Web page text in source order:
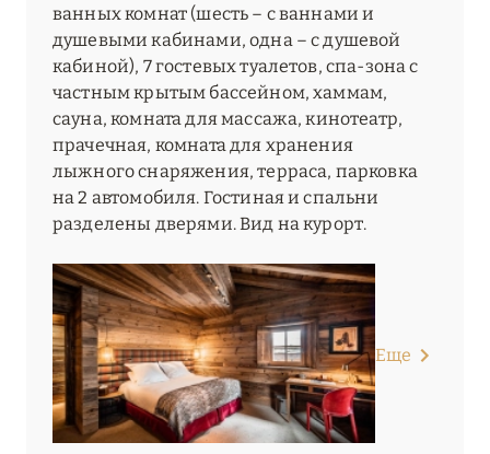
ванных комнат (шесть – с ваннами и
душевыми кабинами, одна – с душевой
кабиной), 7 гостевых туалетов, спа-зона с
частным крытым бассейном, хаммам,
сауна, комната для массажа, кинотеатр,
прачечная, комната для хранения
лыжного снаряжения, терраса, парковка
на 2 автомобиля. Гостиная и спальни
разделены дверями. Вид на курорт.
Еще